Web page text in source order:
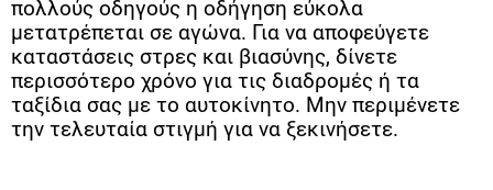
πολλούς οδηγούς η οδήγηση εύκολα
μετατρέπεται σε αγώνα. Για να αποφεύγετε
καταστάσεις στρες και βιασύνης, δίνετε
περισσότερο χρόνο για τις διαδρομές ή τα
ταξίδια σας με το αυτοκίνητο. Μην περιμένετε
την τελευταία στιγμή για να ξεκινήσετε.